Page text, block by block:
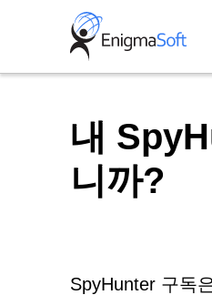
내
니까?
SpyHunter 구독